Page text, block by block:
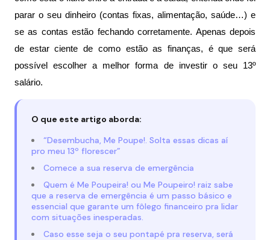
parar o seu dinheiro (contas fixas, alimentação, saúde…) e
se as contas estão fechando corretamente. Apenas depois
de estar ciente de como estão as finanças, é que será
possível escolher a melhor forma de investir o seu 13º
salário.
O que este artigo aborda:
“Desembucha, Me Poupe!. Solta essas dicas aí
pro meu 13º florescer”
Comece a sua reserva de emergência
Quem é Me Poupeira! ou Me Poupeiro! raiz sabe
que a reserva de emergência é um passo básico e
essencial que garante um fôlego financeiro pra lidar
com situações inesperadas.
Caso esse seja o seu pontapé pra reserva, será